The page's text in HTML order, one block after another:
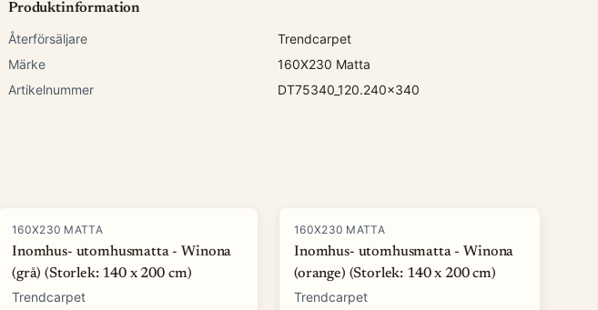
Produktinformation
Återförsäljare
Trendcarpet
Märke
160X230 Matta
Artikelnummer
DT75340_120.240x340
160X230 MATTA
Inomhus- utomhusmatta - Winona
(grå) (Storlek: 140 x 200 cm)
Trendcarpet
160X230 MATTA
Inomhus- utomhusmatta - Winona
(orange) (Storlek: 140 x 200 cm)
Trendcarpet